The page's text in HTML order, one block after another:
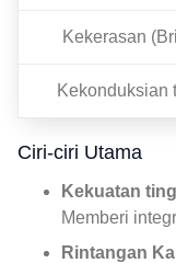
Kekerasan
Kekonduksian
Ciri-ciri Utama
Kekuatan
Memberi
Rintangan